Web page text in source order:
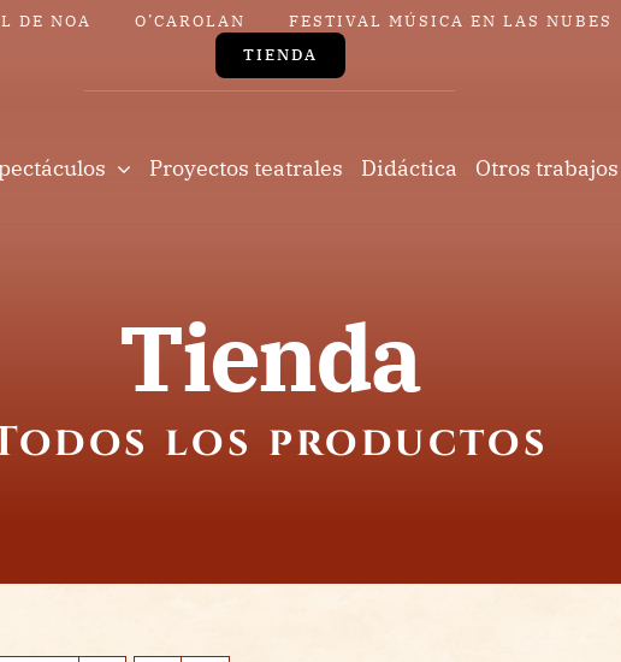
DE NOA O’CAROLAN
FESTIVAL MÚSICA EN LAS NUBES
TIENDA
Proyectos teatrales Didáctica Otros trabajos
Tienda
los productos